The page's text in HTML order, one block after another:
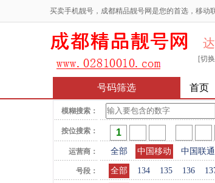
买卖手机靓号，成都精品靓号网是您的首选，移动
[切
号码筛选 首页
模糊搜索：
按位搜索：
运营商： 全部 中国移动 中国联通
号段： 全部 134 135 136